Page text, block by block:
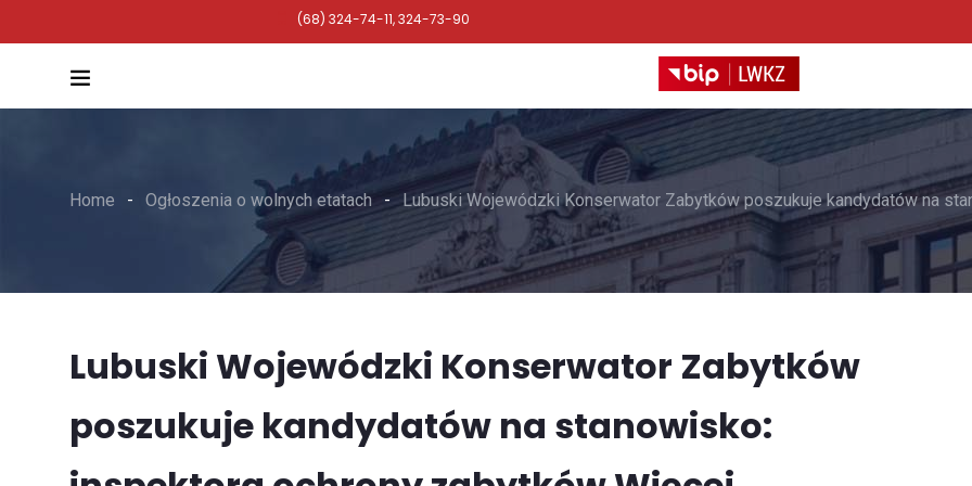
(68) 324-74-11, 324-73-90
Home Ogłoszenia o wolnych etatach Lubuski Wojewódzki Konserwator Zabytków poszukuje kandydatów na
Lubuski Wojewódzki Konserwator Zabytków
poszukuje kandydatów na stanowisko: